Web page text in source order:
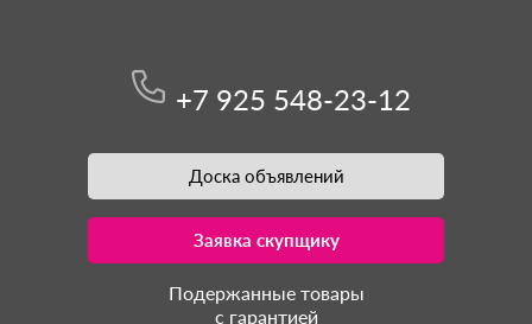
+7 925 548-23-12
Доска объявлений
Заявка скупщику
Подержанные товары
с гарантией